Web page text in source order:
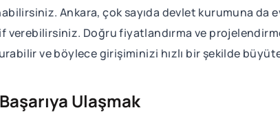
Ankara, çok sayıda devlet kurumuna da
verebilirsiniz. Doğru fiyatlandırma ve
ve böylece girişiminizi hızlı bir şekilde
Ulaşmak